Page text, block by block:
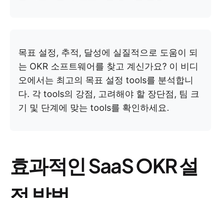
목표 설정, 추적, 달성에 실질적으로 도움이 되
는 OKR 소프트웨어를 찾고 계신가요? 이 비디
오에서는 최고의 목표 설정 tools를 분석합니
다. 각 tools의 강점, 고려해야 할 장단점, 팀 크
기 및 단계에 맞는 tools를 확인하세요.
효과적인 SaaS OKR 설